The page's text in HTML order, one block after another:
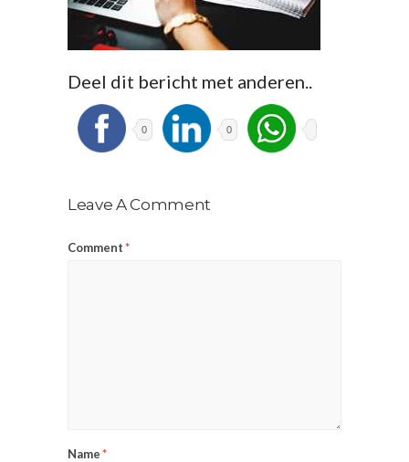
Deel dit bericht met anderen..
0 0
Leave A Comment
Comment*
Name*